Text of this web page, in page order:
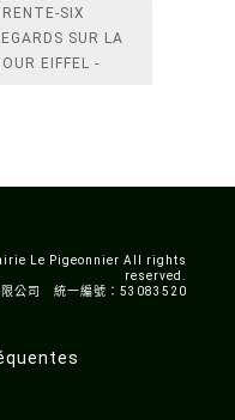
SIX
SUR LA
EIFFEL -
Le Pigeonnier All rights
reserved.
限公司 統一編號：53083520